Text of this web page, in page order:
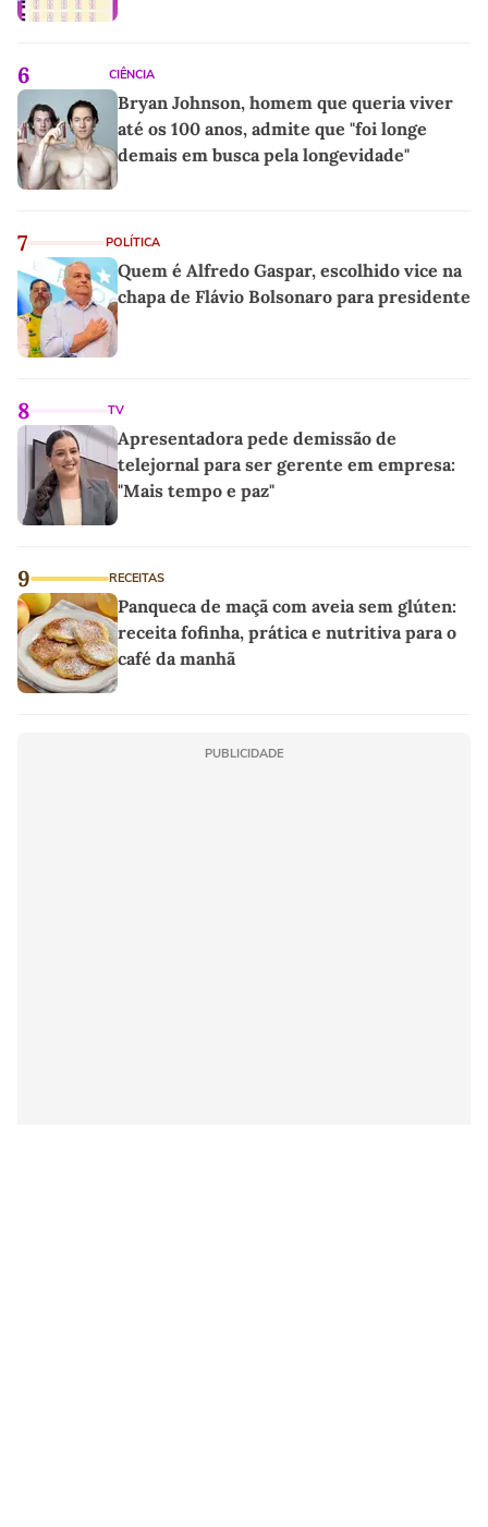
6 CIÊNCIA
Bryan Johnson, homem que queria viver
até os 100 anos, admite que "foi longe
demais em busca pela longevidade"
7 POLÍTICA
Quem é Alfredo Gaspar, escolhido vice na
chapa de Flávio Bolsonaro para presidente
8 TV
Apresentadora pede demissão de
telejornal para ser gerente em empresa:
"Mais tempo e paz"
9 RECEITAS
Panqueca de maçã com aveia sem glúten:
receita fofinha, prática e nutritiva para o
café da manhã
PUBLICIDADE